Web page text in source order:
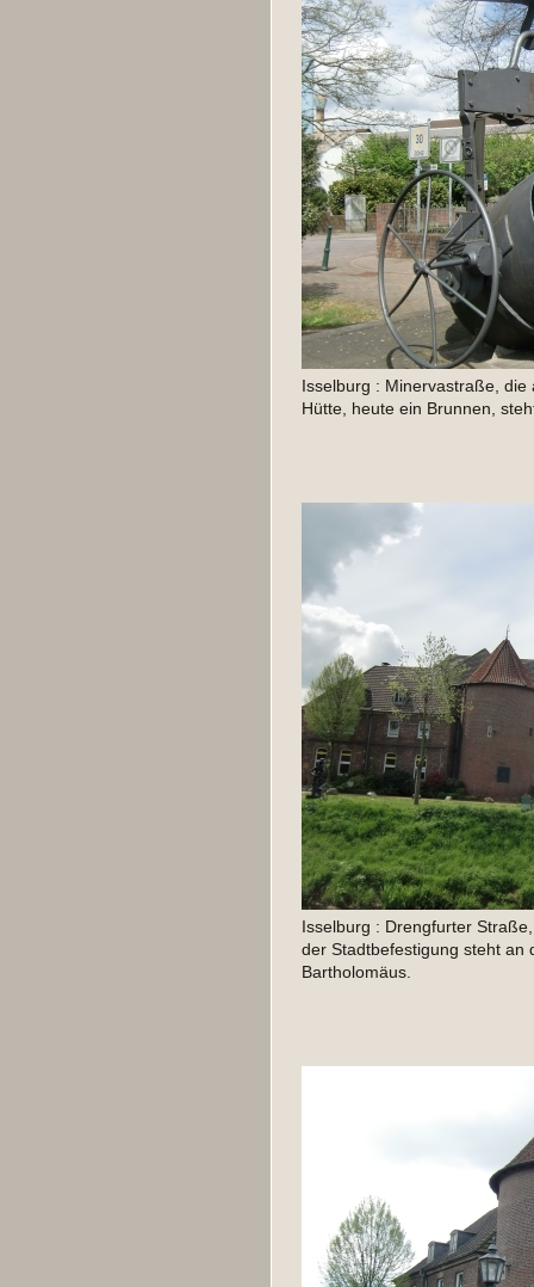
Isselburg : Minervastraße,
Hütte, heute ein Brunnen,
Isselburg : Drengfurter
der Stadtbefestigung steht an
Bartholomäus.